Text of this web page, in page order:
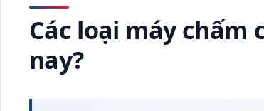
Các loại máy
nay?